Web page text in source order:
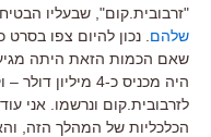
"זרבובית.קום", שבעליו
שלהם
שאם הכמות הזאת היתה
לזרבובית.קום ונרשמו. אני
הכלכליות של המהלך הזה,